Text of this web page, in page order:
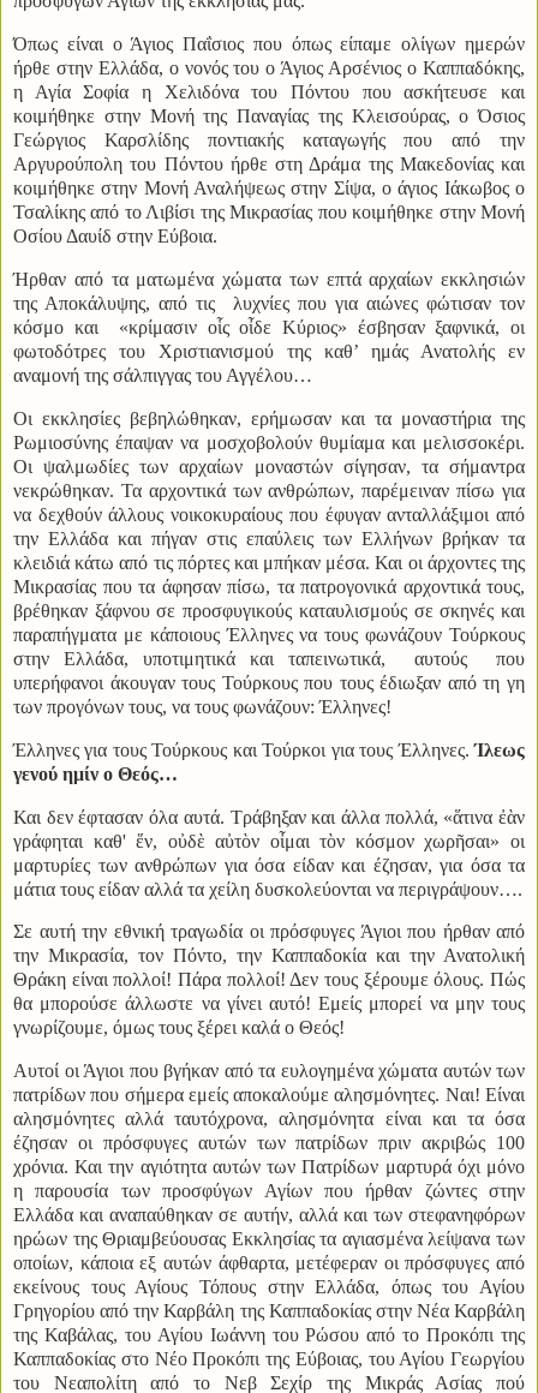
Όπως είναι ο Άγιος Παΐσιος που όπως είπαμε ολίγων ημερών
ήρθε στην Ελλάδα, ο νονός του ο Άγιος Αρσένιος ο Καππαδόκης,
η Αγία Σοφία η Χελιδόνα του Πόντου που ασκήτευσε και
κοιμήθηκε στην Μονή της Παναγίας της Κλεισούρας, ο Όσιος
Γεώργιος Καρσλίδης ποντιακής καταγωγής που από την
Αργυρούπολη του Πόντου ήρθε στη Δράμα της Μακεδονίας και
κοιμήθηκε στην Μονή Αναλήψεως στην Σίψα, ο άγιος Ιάκωβος ο
Τσαλίκης από το Λιβίσι της Μικρασίας που κοιμήθηκε στην Μονή
Οσίου Δαυίδ στην Εύβοια.
Ήρθαν από τα ματωμένα χώματα των επτά αρχαίων εκκλησιών
της Αποκάλυψης, από τις
λυχνίες που για αιώνες φώτισαν τον
κόσμο και «κρίμασιν οἷς οἶδε Κύριος» έσβησαν ξαφνικά, οι
φωτοδότρες του Χριστιανισμού της καθ’ ημάς Ανατολής εν
αναμονή της σάλπιγγας του Αγγέλου…
Οι εκκλησίες βεβηλώθηκαν, ερήμωσαν και τα μοναστήρια της
Ρωμιοσύνης έπαψαν να μοσχοβολούν θυμίαμα και μελισσοκέρι.
Οι ψαλμωδίες των αρχαίων μοναστών σίγησαν, τα σήμαντρα
νεκρώθηκαν. Τα αρχοντικά των ανθρώπων, παρέμειναν πίσω για
να δεχθούν άλλους νοικοκυραίους που έφυγαν ανταλλάξιμοι από
την Ελλάδα και πήγαν στις επαύλεις των Ελλήνων βρήκαν τα
κλειδιά κάτω από τις πόρτες και μπήκαν μέσα. Και οι άρχοντες της
Μικρασίας που τα άφησαν πίσω, τα πατρογονικά αρχοντικά τους,
βρέθηκαν ξάφνου σε προσφυγικούς καταυλισμούς σε σκηνές και
παραπήγματα με κάποιους Έλληνες να τους φωνάζουν Τούρκους
στην Ελλάδα, υποτιμητικά και ταπεινωτικά,
αυτούς
που
υπερήφανοι άκουγαν τους Τούρκους που τους έδιωξαν από τη γη
των προγόνων τους, να τους φωνάζουν: Έλληνες!
Έλληνες για τους Τούρκους και Τούρκοι για τους Έλληνες.Ίλεως
γενού ημίν ο Θεός…
Και δεν έφτασαν όλα αυτά. Τράβηξαν και άλλα πολλά, «ἅτινα ἐὰν
γράφηται καθ' ἕν, οὐδὲ αὐτὸν οἶμαι τὸν κόσμον χωρῆσαι» οι
μαρτυρίες των ανθρώπων για όσα είδαν και έζησαν, για όσα τα
μάτια τους είδαν αλλά τα χείλη δυσκολεύονται να περιγράψουν….
Σε αυτή την εθνική τραγωδία οι πρόσφυγες Άγιοι που ήρθαν από
την Μικρασία, τον Πόντο, την Καππαδοκία και την Ανατολική
Θράκη είναι πολλοί! Πάρα πολλοί! Δεν τους ξέρουμε όλους. Πώς
θα μπορούσε άλλωστε να γίνει αυτό! Εμείς μπορεί να μην τους
γνωρίζουμε, όμως τους ξέρει καλά ο Θεός!
Αυτοί οι Άγιοι που βγήκαν από τα ευλογημένα χώματα αυτών των
πατρίδων που σήμερα εμείς αποκαλούμε αλησμόνητες. Ναι! Είναι
αλησμόνητες αλλά ταυτόχρονα, αλησμόνητα είναι και τα όσα
έζησαν οι πρόσφυγες αυτών των πατρίδων πριν ακριβώς 100
χρόνια. Και την αγιότητα αυτών των Πατρίδων μαρτυρά όχι μόνο
η παρουσία των προσφύγων Αγίων που ήρθαν ζώντες στην
Ελλάδα και αναπαύθηκαν σε αυτήν, αλλά και των στεφανηφόρων
ηρώων της Θριαμβεύουσας Εκκλησίας τα αγιασμένα λείψανα των
οποίων, κάποια εξ αυτών άφθαρτα, μετέφεραν οι πρόσφυγες από
εκείνους τους Αγίους Τόπους στην Ελλάδα, όπως του Αγίου
Γρηγορίου από την Καρβάλη της Καππαδοκίας στην Νέα Καρβάλη
της Καβάλας, του Αγίου Ιωάννη του Ρώσου από το Προκόπι της
Καππαδοκίας στο Νέο Προκόπι της Εύβοιας, του Αγίου Γεωργίου
του Νεαπολίτη από το Νεβ Σεχίρ της Μικράς Ασίας πού